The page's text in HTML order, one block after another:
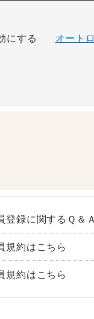
にする オート
登録に関するＱ＆
規約はこちら
規約はこちら